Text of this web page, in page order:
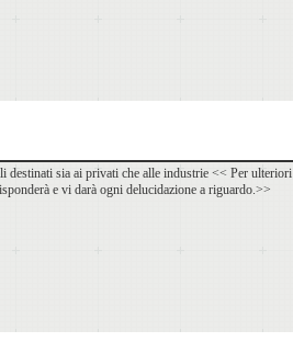
destinati sia ai privati che alle industrie << Per
e vi darà ogni delucidazione a riguardo.>>